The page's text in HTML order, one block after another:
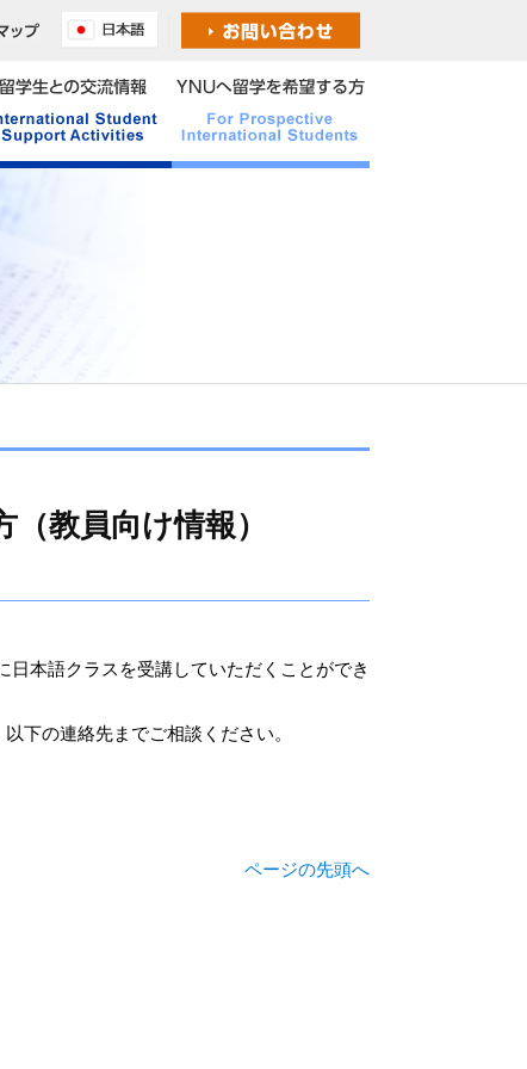
教員向け情報）
本語クラスを受講していただくことができ
下の連絡先までご相談ください。
ページの先頭へ